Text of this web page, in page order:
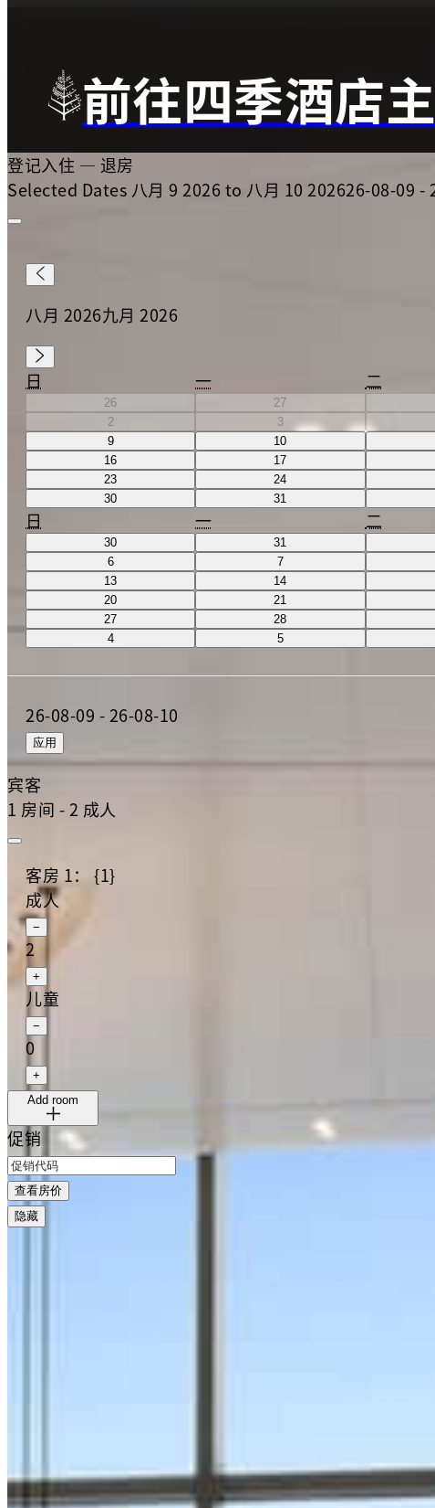
前往四季酒店
登记入住 — 退房
Selected Dates 八月 9 2026 to 八月 10 202626-08-09 -
八月 2026九月 2026
日 一 二
26 27
2
3
9
10
16
17
23
24
30
31
日 一 二
30 31
6
7
13
14
20
21
27
28
4
5
26-08-09 -26-08-10
应用
宾客
1 房间 - 2 成人
客房 1： {1}
成人
−
2
+
儿童
−
0
+
Add room
促销
查看房价
隐藏